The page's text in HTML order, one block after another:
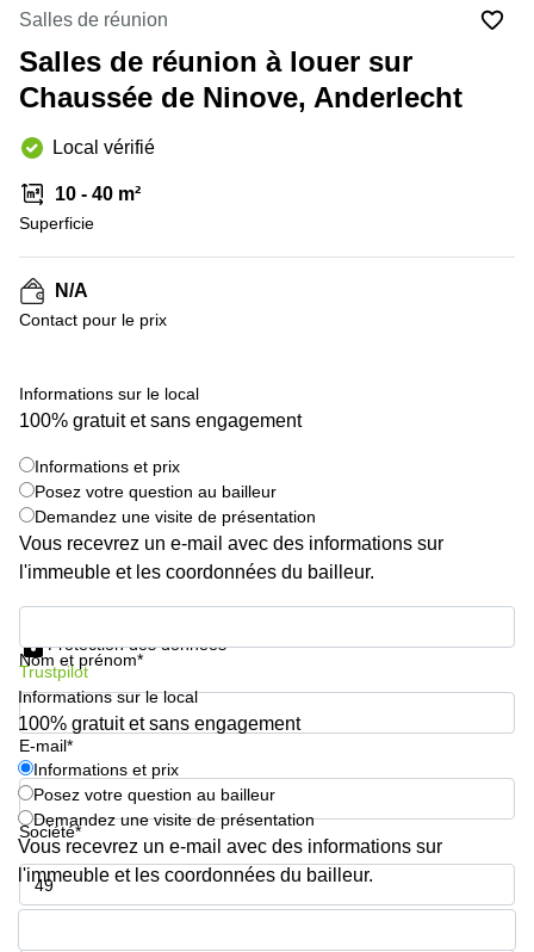
la
Neuve
Wavre
Centre
d'affaires
Anvers
Centre
Gand
Centre
d'affaires
Ville de
Bruxelles
Coworking
Ixelles
Namur
Coworking
Salle de
conférence
Bruxelles
Salles de réunion
Salles de réunion à louer sur
Chaussée de Ninove, Anderlecht
Local vérifié
10 - 40 m²
Superficie
N/A
Contact pour le prix
Informations sur le local
100% gratuit et sans engagement
Informations et prix
Posez votre question au bailleur
Demandez une visite de présentation
Vous recevrez un e-mail avec des informations sur
l'immeuble et les coordonnées du bailleur.
Nom et prénom*
E-mail*
Société*
Numéro de téléphone*
Protection des données
Trustpilot
Informations sur le local
100% gratuit et sans engagement
Informations et prix
Posez votre question au bailleur
Demandez une visite de présentation
Vous recevrez un e-mail avec des informations sur
l'immeuble et les coordonnées du bailleur.